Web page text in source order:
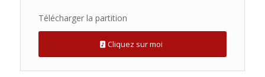
Télécharger la partition
Cliquez sur moi